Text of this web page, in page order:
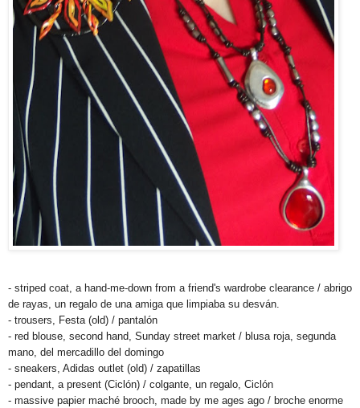
- striped coat, a hand-me-down from a friend's wardrobe clearance / abrigo
de rayas, un regalo de una amiga que limpiaba su desván.
- trousers, Festa (old) / pantalón
- red blouse, second hand, Sunday street market / blusa roja, segunda
mano, del mercadillo del domingo
- sneakers, Adidas outlet (old) / zapatillas
- pendant, a present (Ciclón) / colgante, un regalo, Ciclón
- massive papier maché brooch, made by me ages ago / broche enorme